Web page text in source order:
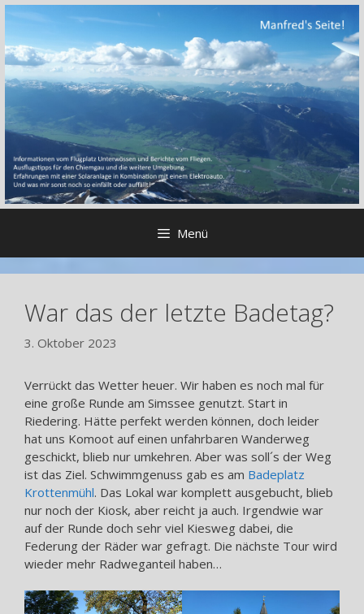
Zum
springen
Menü
War das der letzte Badetag?
3. Oktober 2023
Verrückt das Wetter heuer. Wir haben es noch mal für
eine große Runde am Simssee genutzt. Start in
Riedering. Hätte perfekt werden können, doch leider
hat uns Komoot auf einen unfahrbaren Wanderweg
geschickt, blieb nur umkehren. Aber was soll´s der Weg
ist das Ziel. Schwimmgenuss gab es am Badeplatz
Krottenmühl. Das Lokal war komplett ausgebucht, blieb
nur noch der Kiosk, aber reicht ja auch. Irgendwie war
auf der Runde doch sehr viel Kiesweg dabei, die
Federung der Räder war gefragt. Die nächste Tour wird
wieder mehr Radweganteil haben…